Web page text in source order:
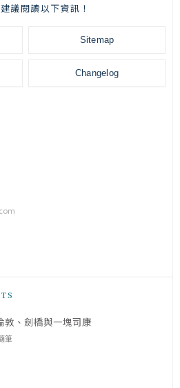
議閱讀以下資訊！
Sitemap
Changelog
敦、劍橋與一塊司康
筆